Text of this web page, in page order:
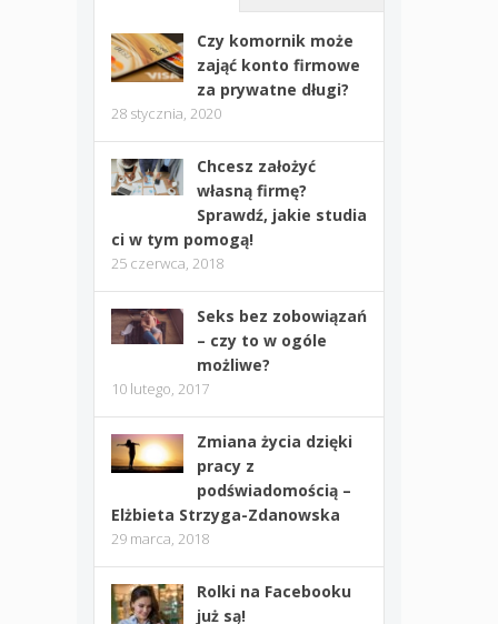
Czy komornik może
zająć konto firmowe
za prywatne długi?
28 stycznia, 2020
Chcesz założyć
własną firmę?
Sprawdź, jakie studia
ci w tym pomogą!
25 czerwca, 2018
Seks bez zobowiązań
– czy to w ogóle
możliwe?
10 lutego, 2017
Zmiana życia dzięki
pracy z
podświadomością –
Elżbieta Strzyga-Zdanowska
29 marca, 2018
Rolki na Facebooku
już są!